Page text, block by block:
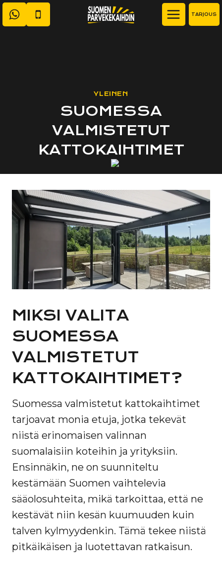
Siirry
sisältöön
TARJOUS
YLEINEN
SUOMESSA
VALMISTETUT
KATTOKAIHTIMET
MIKSI VALITA
SUOMESSA
VALMISTETUT
KATTOKAIHTIMET?
Suomessa valmistetut kattokaihtimet
tarjoavat monia etuja, jotka tekevät
niistä erinomaisen valinnan
suomalaisiin koteihin ja yrityksiin.
Ensinnäkin, ne on suunniteltu
kestämään Suomen vaihtelevia
sääolosuhteita, mikä tarkoittaa, että ne
kestävät niin kesän kuumuuden kuin
talven kylmyydenkin. Tämä tekee niistä
pitkäikäisen ja luotettavan ratkaisun.